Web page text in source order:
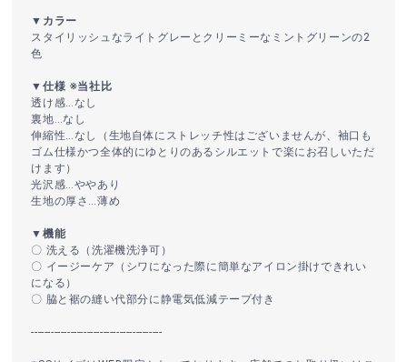
▼カラー
スタイリッシュなライトグレーとクリーミーなミントグリーンの2
色
▼仕様 ※当社比
透け感…なし
裏地…なし
伸縮性…なし（生地自体にストレッチ性はございませんが、袖口も
ゴム仕様かつ全体的にゆとりのあるシルエットで楽にお召しいただ
けます）
光沢感…ややあり
生地の厚さ…薄め
▼機能
〇 洗える（洗濯機洗浄可）
〇 イージーケア（シワになった際に簡単なアイロン掛けできれい
になる）
〇 脇と裾の縫い代部分に静電気低減テープ付き
----------------------------------------